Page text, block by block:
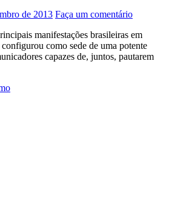
de 2013 Faça um comentário
manifestações brasileiras em
como sede de uma potente
capazes de, juntos, pautarem